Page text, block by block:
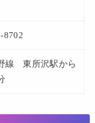
8702
線 東所沢駅から